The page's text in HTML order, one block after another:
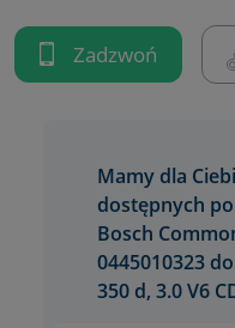
Zadzwoń
Mamy dla
dostępnych
Bosch
0445010323
350 d, 3.0 V6